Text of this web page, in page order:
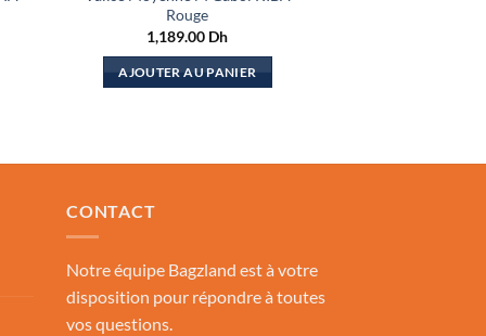
Rouge
1,189.00 Dh
AJOUTER AU PANIER
CONTACT
Notre équipe Bagzland est à votre
disposition pour répondre à toutes
vos questions.